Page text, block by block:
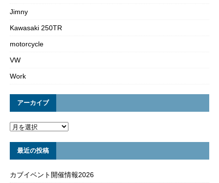
Jimny
Kawasaki 250TR
motorcycle
VW
Work
アーカイブ
最近の投稿
カブイベント開催情報2026